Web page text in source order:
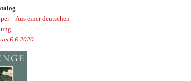
– Aus einer deutschen
6.6.2020